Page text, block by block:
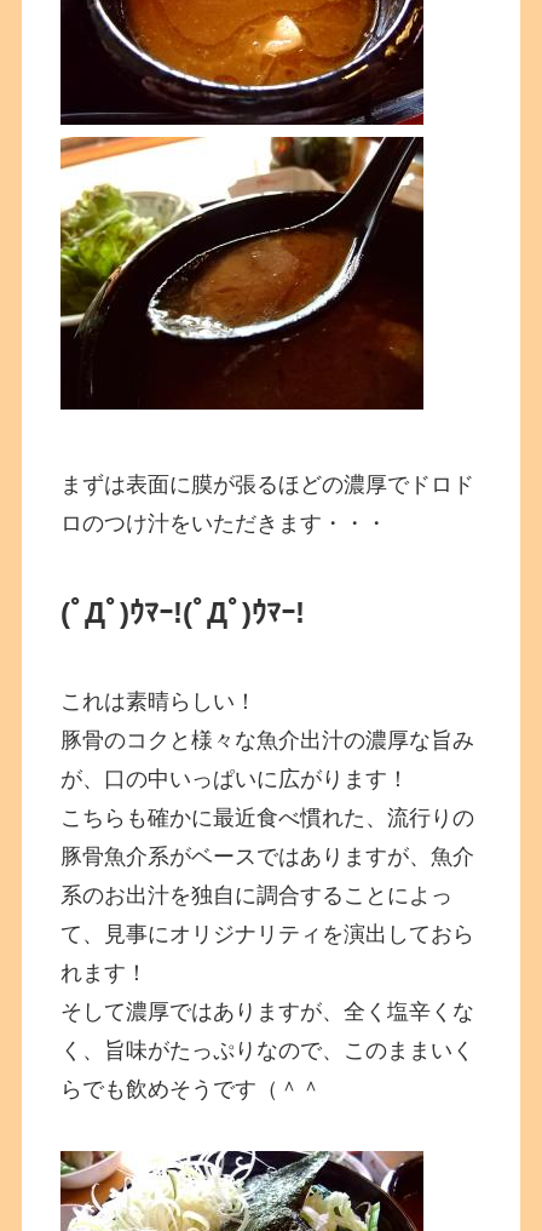
まずは表面に膜が張るほどの濃厚でドロド
ロのつけ汁をいただきます・・・
(ﾟДﾟ)ｳﾏｰ!(ﾟДﾟ)ｳﾏｰ!
これは素晴らしい！
豚骨のコクと様々な魚介出汁の濃厚な旨み
が、口の中いっぱいに広がります！
こちらも確かに最近食べ慣れた、流行りの
豚骨魚介系がベースではありますが、魚介
系のお出汁を独自に調合することによっ
て、見事にオリジナリティを演出しておら
れます！
そして濃厚ではありますが、全く塩辛くな
く、旨味がたっぷりなので、このままいく
らでも飲めそうです（＾＾